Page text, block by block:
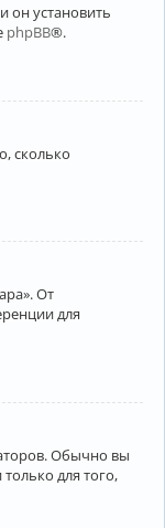
он установить
phpBB®.
сколько
От
для
Обычно вы
для того,